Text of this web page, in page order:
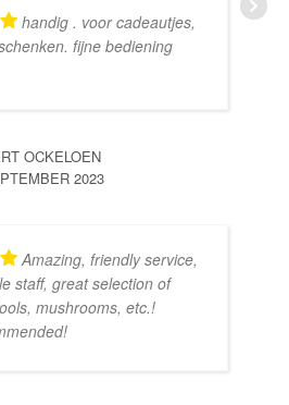
handig . voor cadeautjes,
fijne bediening
OCKELOEN
2023
Amazing, friendly service,
staff, great selection of
mushrooms, etc.!